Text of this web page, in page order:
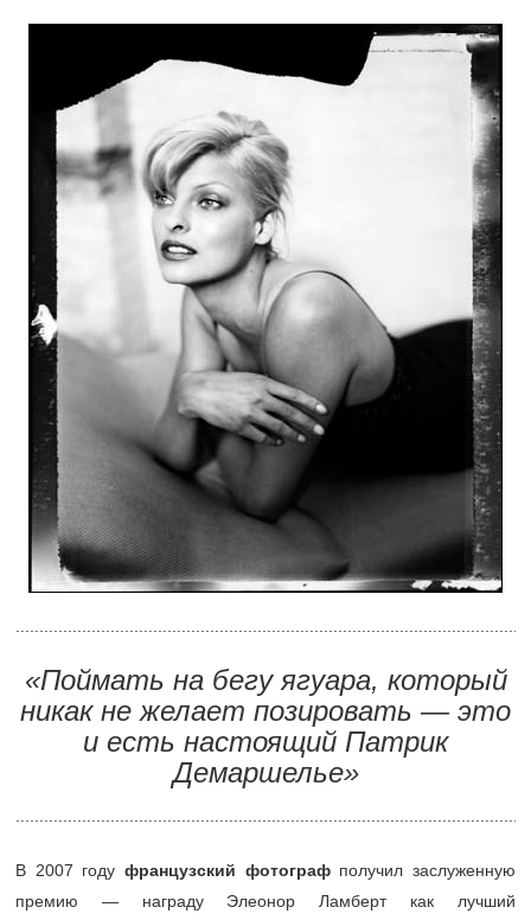
«Поймать на бегу ягуара, который
никак не желает позировать — это
и есть настоящий Патрик
Демаршелье»
В 2007 году французский фотографполучил заслуженную
премию — награду Элеонор Ламберт как лучший